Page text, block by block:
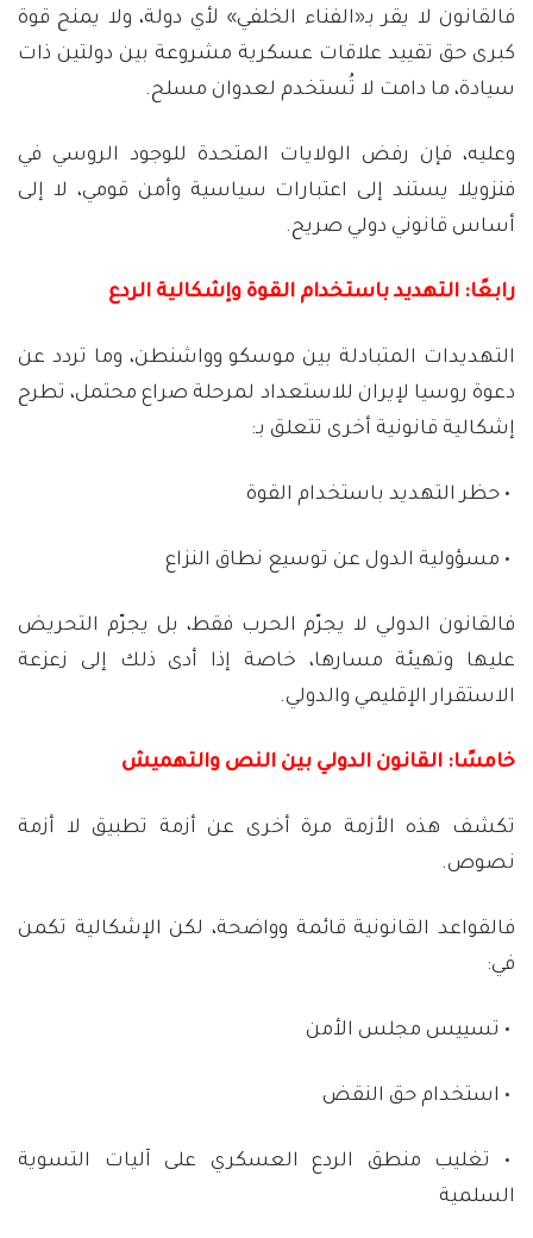
فالقانون لا يقر بـ«الفناء الخلفي» لأي دولة، ولا يمنح قوة
كبرى حق تقييد علاقات عسكرية مشروعة بين دولتين ذات
سيادة، ما دامت لا تُستخدم لعدوان مسلح.
وعليه، فإن رفض الولايات المتحدة للوجود الروسي في
فنزويلا يستند إلى اعتبارات سياسية وأمن قومي، لا إلى
أساس قانوني دولي صريح.
رابعًا: التهديد باستخدام القوة وإشكالية الردع
التهديدات المتبادلة بين موسكو وواشنطن، وما تردد عن
دعوة روسيا لإيران للاستعداد لمرحلة صراع محتمل، تطرح
إشكالية قانونية أخرى تتعلق بـ:
• حظر التهديد باستخدام القوة
• مسؤولية الدول عن توسيع نطاق النزاع
فالقانون الدولي لا يجرّم الحرب فقط، بل يجرّم التحريض
عليها وتهيئة مسارها، خاصة إذا أدى ذلك إلى زعزعة
الاستقرار الإقليمي والدولي.
خامسًا: القانون الدولي بين النص والتهميش
تكشف هذه الأزمة مرة أخرى عن أزمة تطبيق لا أزمة
نصوص.
فالقواعد القانونية قائمة وواضحة، لكن الإشكالية تكمن
في:
• تسييس مجلس الأمن
• استخدام حق النقض
• تغليب منطق الردع العسكري على آليات التسوية
السلمية